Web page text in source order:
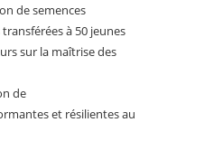
de semences
à 50 jeunes
sur la maîtrise des
de
et résilientes au